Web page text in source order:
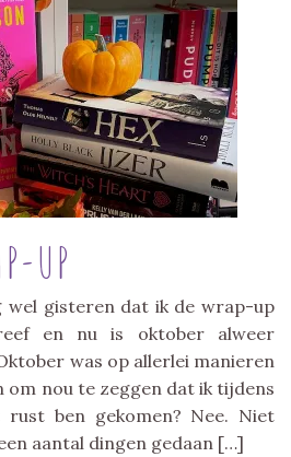
UP
wel gisteren dat ik de wrap-up
en nu is oktober alweer
was op allerlei manieren
om nou te zeggen dat ik tijdens
ben gekomen? Nee. Niet
aantal dingen gedaan […]